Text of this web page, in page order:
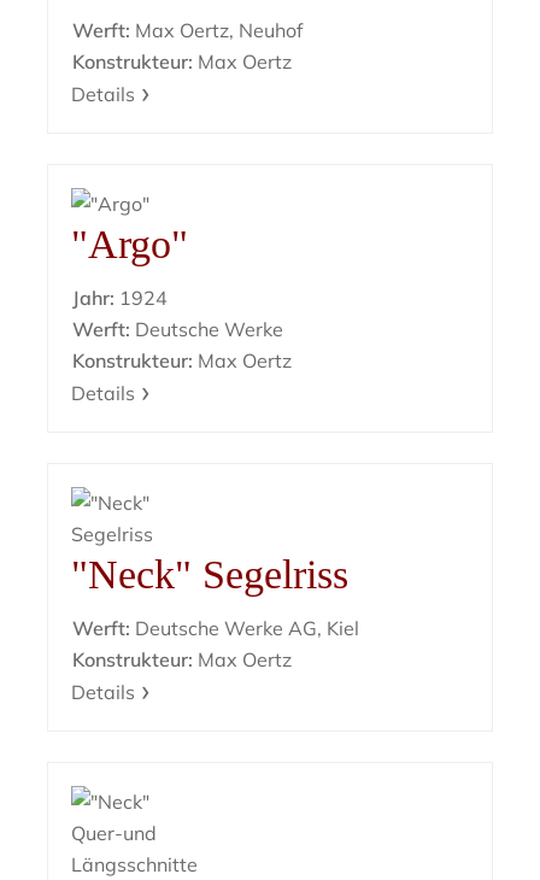
Werft: Max Oertz, Neuhof
Konstrukteur: Max Oertz
Details
"Argo"
Jahr: 1924
Werft: Deutsche Werke
Konstrukteur: Max Oertz
Details
"Neck" Segelriss
Werft: Deutsche Werke AG, Kiel
Konstrukteur: Max Oertz
Details